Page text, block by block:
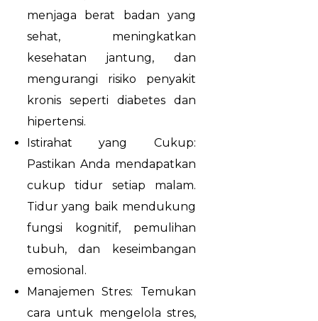
menjaga berat badan yang
sehat, meningkatkan
kesehatan jantung, dan
mengurangi risiko penyakit
kronis seperti diabetes dan
hipertensi.
Istirahat yang Cukup:
Pastikan Anda mendapatkan
cukup tidur setiap malam.
Tidur yang baik mendukung
fungsi kognitif, pemulihan
tubuh, dan keseimbangan
emosional.
Manajemen Stres: Temukan
cara untuk mengelola stres,